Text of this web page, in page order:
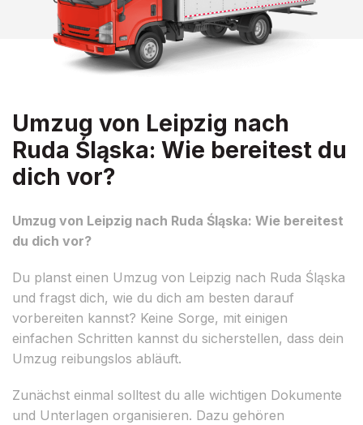
Umzug von Leipzig nach
Ruda Śląska: Wie bereitest du
dich vor?
Umzug von Leipzig nach Ruda Śląska: Wie bereitest
du dich vor?
Du planst einen Umzug von Leipzig nach Ruda Śląska
und fragst dich, wie du dich am besten darauf
vorbereiten kannst? Keine Sorge, mit einigen
einfachen Schritten kannst du sicherstellen, dass dein
Umzug reibungslos abläuft.
Zunächst einmal solltest du alle wichtigen Dokumente
und Unterlagen organisieren. Dazu gehören